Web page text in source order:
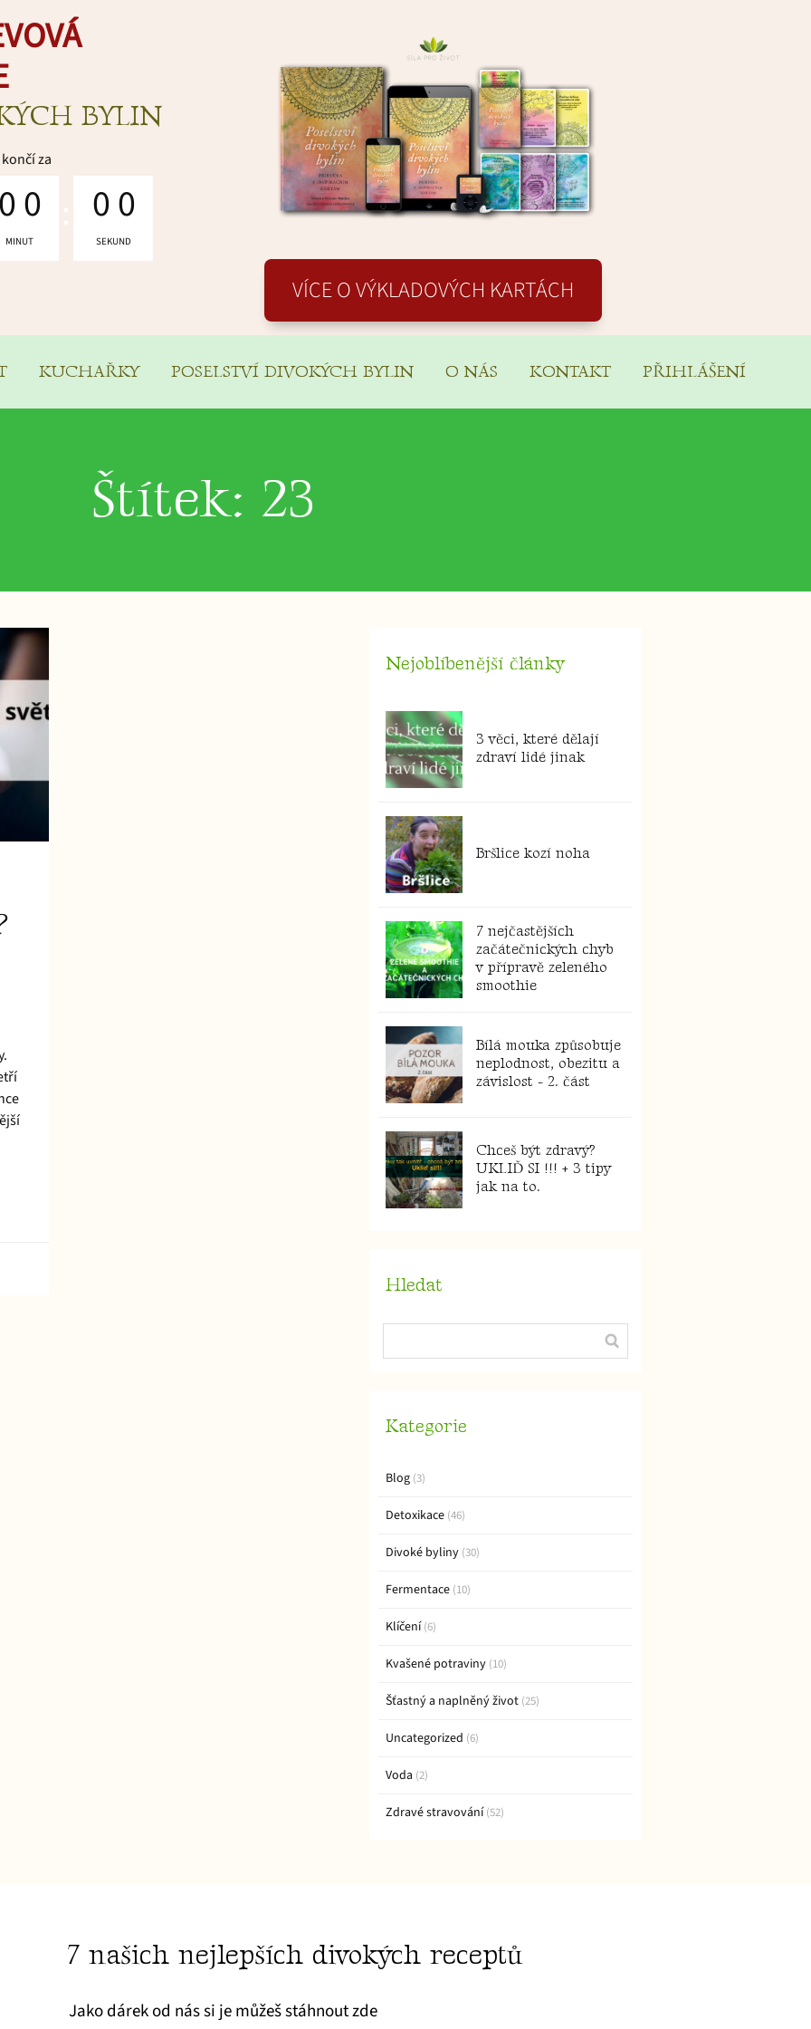
BYLIN
za
00
MINUT
00
SEKUND
VÍCE O VÝKLADOVÝCH KARTÁCH
KUCHAŘKY POSELSTVÍ DIVOKÝCH BYLIN O NÁS KONTAKT PŘIHLÁŠENÍ
Štítek: 23
Nejoblíbenější články
3 věci, které dělají
zdraví lidé jinak
Bršlice kozí noha
7 nejčastějších
začátečnických chyb
v přípravě zeleného
smoothie
Bílá mouka způsobuje
neplodnost, obezitu a
závislost - 2. část
Chceš být zdravý?
UKLIĎ SI !!! + 3 tipy
jak na to.
Hledat
Kategorie
Blog (3)
Detoxikace (46)
Divoké byliny (30)
Fermentace (10)
Klíčení(6)
Kvašené potraviny (10)
Šťastný a naplněný život (25)
Uncategorized (6)
Voda (2)
Zdravé stravování(52)
7 našich nejlepších divokých receptů
Jako dárek od nás si je můžeš stáhnout zde